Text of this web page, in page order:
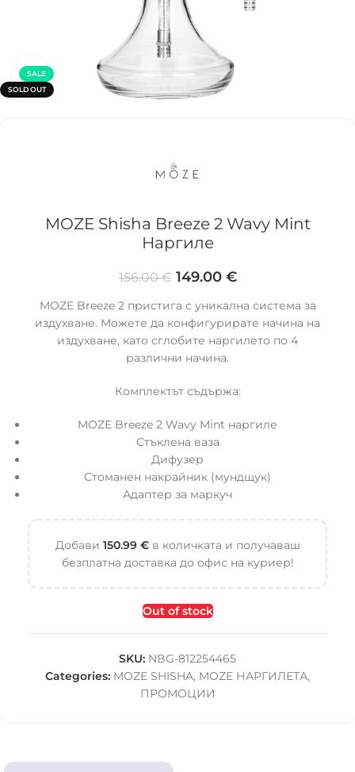
SALE
SOLD OUT
Click to enlarge
MOZE Shisha Breeze 2 Wavy Mint
Наргиле
156.00€ 149.00 €
MOZE Breeze 2 пристига с уникална система за
издухване. Moжете да конфигурирате начина на
издухване, като сглобите наргилето по 4
различни начина.
Комплектът съдържа:
MOZE Breeze 2 Wavy Mint наргиле
Стъклена ваза
Дифузер
Стоманен накрайник (мундщук)
Адаптер за маркуч
Добави 150.99 €в количката и получаваш
безплатна доставка до офис на куриер!
Out of stock
SKU: NBG-812254465
Categories: MOZE SHISHA, MOZE НАРГИЛЕТА,
ПРОМОЦИИ